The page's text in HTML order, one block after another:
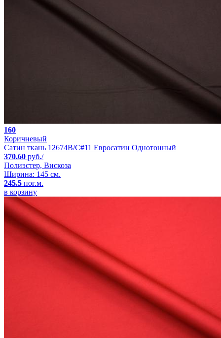
160
Коричневый
Сатин ткань 12674B/C#11 Евросатин Однотонный
370.60 руб./
Полиэстер, Вискоза
Ширина: 145 см.
245.5 пог.м.
в корзину